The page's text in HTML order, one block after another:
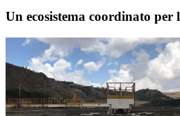
Un ecosistema coordinato per